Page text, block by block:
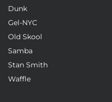
Dunk
Gel-NYC
Old Skool
Samba
Stan Smith
Waffle